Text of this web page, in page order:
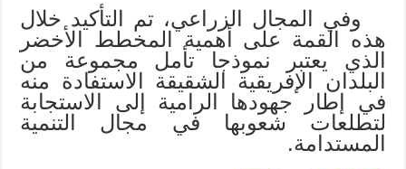
وفي المجال الزراعي، تم التأكيد خلال
هذه القمة على أهمية المخطط الأخضر
الذي يعتبر نموذجا تأمل مجموعة من
البلدان الإفريقية الشقيقة الاستفادة منه
في إطار جهودها الرامية إلى الاستجابة
لتطلعات شعوبها في مجال التنمية
المستدامة.